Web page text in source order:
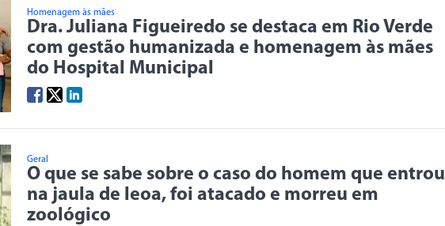
Homenagem às mães
Dra. Juliana Figueiredo se destaca em Rio Verde
com gestão humanizada e homenagem às mães
do Hospital Municipal
Geral
O que se sabe sobre o caso do homem que entrou
na jaula de leoa, foi atacado e morreu em
zoológico